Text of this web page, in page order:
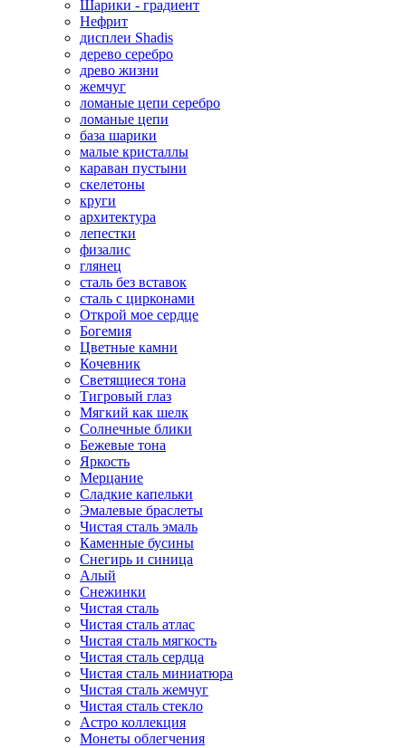
Шарики - градиент
Нефрит
дисплеи Shadis
дерево серебро
древо жизни
жемчуг
ломаные цепи серебро
ломаные цепи
база шарики
малые кристаллы
караван пустыни
скелетоны
круги
архитектура
лепестки
физалис
глянец
сталь без вставок
сталь с цирконами
Открой мое сердце
Богемия
Цветные камни
Кочевник
Светящиеся тона
Тигровый глаз
Мягкий как шелк
Солнечные блики
Бежевые тона
Яркость
Мерцание
Сладкие капельки
Эмалевые браслеты
Чистая сталь эмаль
Каменные бусины
Снегирь и синица
Алый
Снежинки
Чистая сталь
Чистая сталь атлас
Чистая сталь мягкость
Чистая сталь сердца
Чистая сталь миниатюра
Чистая сталь жемчуг
Чистая сталь стекло
Астро коллекция
Монеты облегчения